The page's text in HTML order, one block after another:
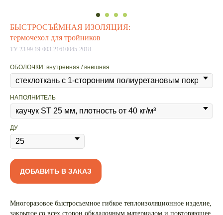
БЫСТРОСЪЁМНАЯ ИЗОЛЯЦИЯ:
термочехол для тройников
ТУ 23.99.19-003-21610045-2018
ОБОЛОЧКИ: внутренняя / внешняя
НАПОЛНИТЕЛЬ
ДУ
ДОБАВИТЬ В ЗАКАЗ
Многоразовое быстросъемное гибкое теплоизоляционное изделие,
закрытое со всех сторон обкладочным материалом и повторяющее